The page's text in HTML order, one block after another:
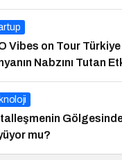
Vibes on Tour
Nabzını Tutan
mu?